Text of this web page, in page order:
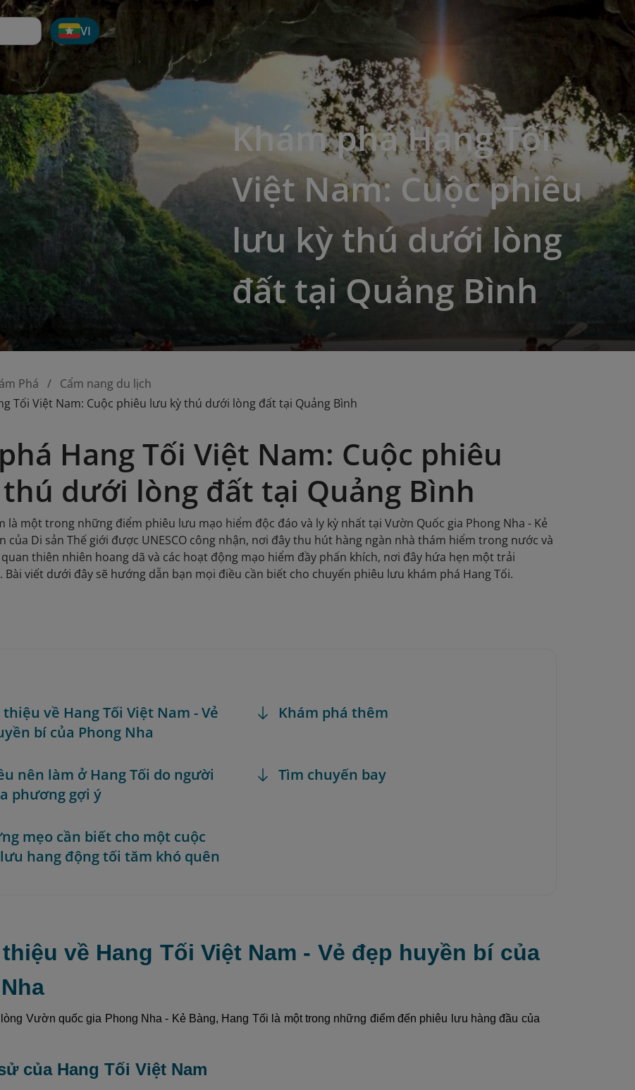
VI
Khám phá Hang Tối
Việt Nam: Cuộc phiêu
lưu kỳ thú dưới lòng
đất tại Quảng Bình
Phá
Cẩm nang du lịch
Tối Việt Nam: Cuộc phiêu lưu kỳ thú dưới lòng đất tại Quảng Bình
Hang Tối Việt Nam: Cuộc phiêu
dưới lòng đất tại Quảng Bình
là một trong những điểm phiêu lưu mạo hiểm độc đáo và ly kỳ nhất tại Vườn Quốc gia Phong Nha - Kẻ
của Di sản Thế giới được UNESCO công nhận, nơi đây thu hút hàng ngàn nhà thám hiểm trong nước và
thiên nhiên hoang dã và các hoạt động mạo hiểm đầy phấn khích, nơi đây hứa hẹn một trải
Bài viết dưới đây sẽ hướng dẫn bạn mọi điều cần biết cho chuyến phiêu lưu khám phá Hang Tối.
thiệu về Hang Tối Việt Nam - Vẻ
bí của Phong Nha
nên làm ở Hang Tối do người
phương gợi ý
mẹo cần biết cho một cuộc
hang động tối tăm khó quên
Khám phá thêm
Tìm chuyến bay
về Hang Tối Việt Nam - Vẻ đẹp huyền bí của
Vườn quốc gia Phong Nha - Kẻ Bàng, Hang Tối là một trong những điểm đến phiêu lưu hàng đầu của
của Hang Tối Việt Nam